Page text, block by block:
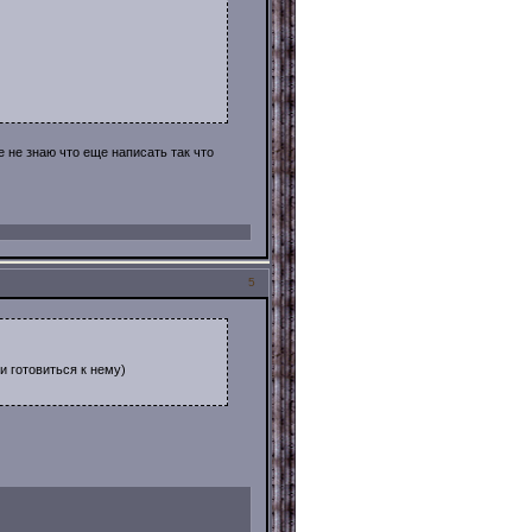
знаю что еще написать так что
5
готовиться к нему)